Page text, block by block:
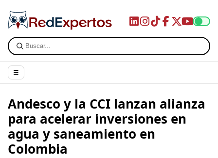
☰
Andesco y la CCI lanzan alianza
para acelerar inversiones en
agua y saneamiento en
Colombia